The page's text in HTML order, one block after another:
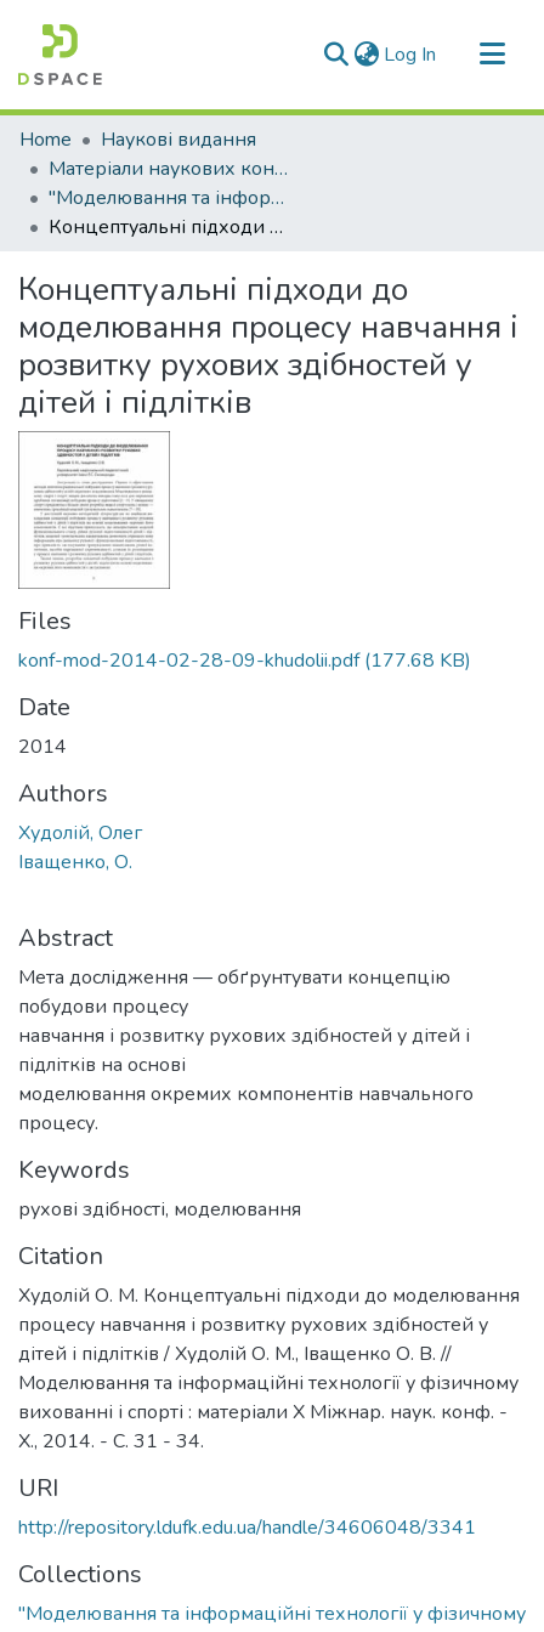
Log In (current)
Communities & Collections
All of DSpace
Statistics
Home
Наукові видання
Матеріали наукових конференцій
"Моделювання та інформаційні технології у фізичному вихованні і спорті"
Концептуальні підходи до моделювання процесу навчання і розвитку рухових здібностей у дітей і підлітків
Концептуальні підходи до
моделювання процесу навчання і
розвитку рухових здібностей у
дітей і підлітків
Files
konf-mod-2014-02-28-09-khudolii.pdf(177.68 KB)
Date
2014
Authors
Худолій, Олег
Іващенко, О.
Abstract
Мета дослідження — обґрунтувати концепцію
побудови процесу
навчання і розвитку рухових здібностей у дітей і
підлітків на основі
моделювання окремих компонентів навчального
процесу.
Keywords
рухові здібності, моделювання
Citation
Худолій О. М. Концептуальні підходи до моделювання
процесу навчання і розвитку рухових здібностей у
дітей і підлітків / Худолій О. М., Іващенко О. В. //
Моделювання та інформаційні технології у фізичному
вихованні і спорті : матеріали Х Міжнар. наук. конф. -
Х., 2014. - С. 31 - 34.
URI
http://repository.ldufk.edu.ua/handle/34606048/3341
Collections
"Моделювання та інформаційні технології у фізичному